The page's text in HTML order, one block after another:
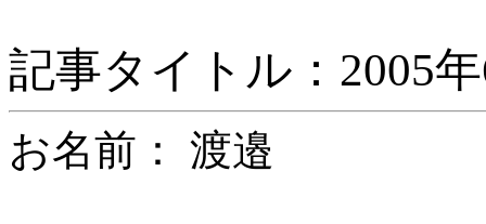
記事タイトル：2005
お名前： 渡邉